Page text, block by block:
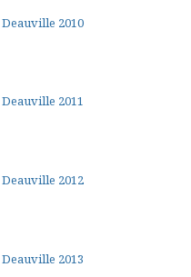
2010
2011
2012
2013